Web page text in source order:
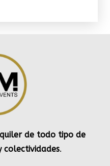
de todo tipo de
.